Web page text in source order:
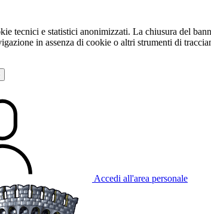
tecnici e statistici anonimizzati. La chiusura del
in assenza di cookie o altri strumenti di
Accedi all'area personale